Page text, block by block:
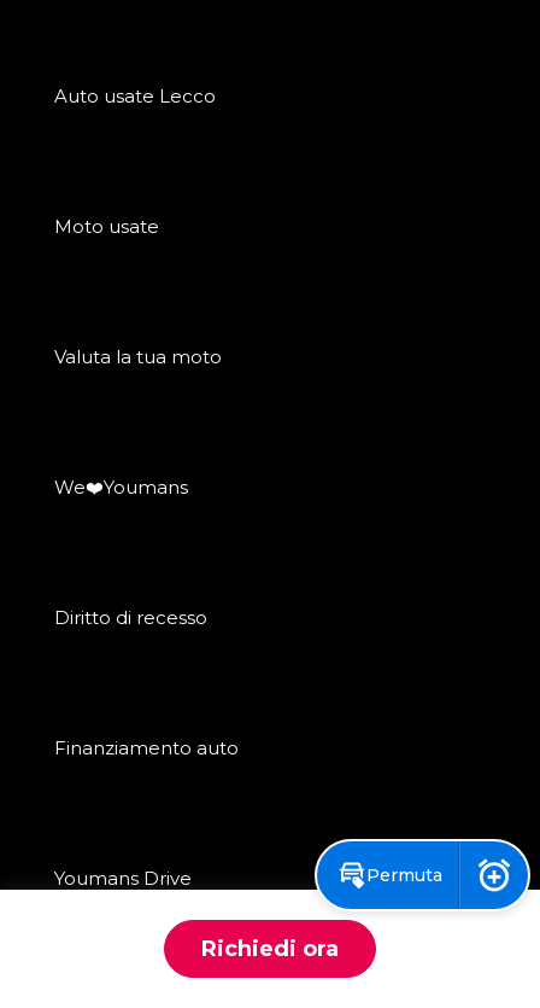
Auto usate Lecco
Moto usate
Valuta la tua moto
We❤️Youmans
Diritto di recesso
Finanziamento auto
Youmans Drive
Richiedi ora
Permuta